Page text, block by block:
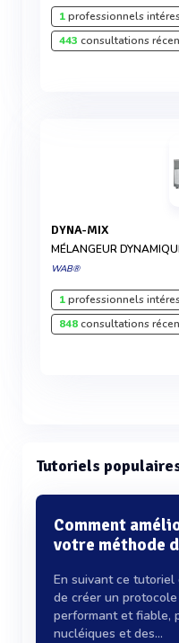
1professionnels
443 consultations
DYNA-MIX
MÉLANGEUR
WAB®
1professionnels
848consultations
Tutoriels
Comment
votre méthode
En suivant ce tutoriel
de créer un
performant et fiable,
nucléiques et des...